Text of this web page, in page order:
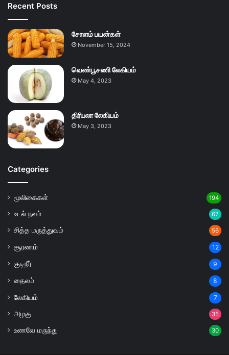
Recent Posts
சோளம் பயன்கள்
November 15, 2024
வெண்பூசணி லேகியம்
May 4, 2023
திரிபலா லேகியம்
May 3, 2023
Categories
மூலிகைகள் 194
உடல் நலம் 67
சித்த மருத்துவம் 56
சூரணம் 12
குடிநீர் 9
தைலம் 8
லேகியம் 7
அழகு 35
உணவே மருந்து 30